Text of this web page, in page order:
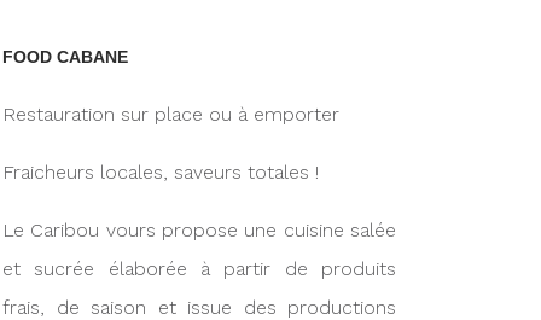
FOOD CABANE
Restauration sur place ou à emporter
Fraicheurs locales, saveurs totales !
Le Caribou vours propose une cuisine salée
et sucrée élaborée à partir de produits
frais, de saison et issue des productions